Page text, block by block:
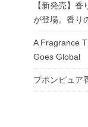
【新発売】
が登場。香り
A Fragrance
Goes Global
プポンピュア